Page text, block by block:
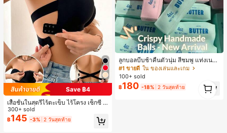
Save ฿4
เสื้อชั้นในสตรีไร้ตะเข็บ ไร้โครง เซ็กซี่ ด้
านข้างไม่ลื่น แผ่นรองถอดได้ ลายไขว้ห
ลัง ไร้สาย สบายตลอดวัน
300+ sold
฿145 -3% 2 วันสุดท้าย
ลูกบอลบีบช้าคืนตัวนุ่ม สีชมพู แท่งเนย
บีบคลายเครียด นุ่มยืดหยุ่น ของเล่นบีบ
4 ออนซ์ ของเล่นเกลือ เหมาะสำหรับขอ
งขวัญวันหยุด ของขวัญสนุกและน่ารัก
ของขวัญวันเกิด ของขวัญอีสเตอร์ ของ
ขวัญฮาโลวีน ของขวัญคริสต์มาส ของข
#1 ขายดี ใน ของเล่นและเกม
100+ sold
฿180 -18% 2 วันสุดท้าย
1